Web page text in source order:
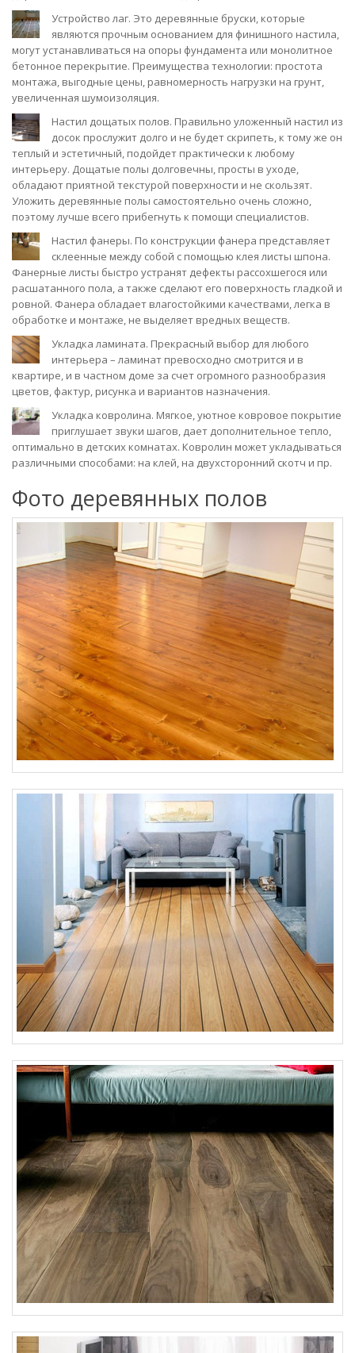
Устройство лаг. Это деревянные бруски, которые
являются прочным основанием для финишного настила,
могут устанавливаться на опоры фундамента или монолитное
бетонное перекрытие. Преимущества технологии: простота
монтажа, выгодные цены, равномерность нагрузки на грунт,
увеличенная шумоизоляция.
Настил дощатых полов. Правильно уложенный настил из
досок прослужит долго и не будет скрипеть, к тому же он
теплый и эстетичный, подойдет практически к любому
интерьеру. Дощатые полы долговечны, просты в уходе,
обладают приятной текстурой поверхности и не скользят.
Уложить деревянные полы самостоятельно очень сложно,
поэтому лучше всего прибегнуть к помощи специалистов.
Настил фанеры. По конструкции фанера представляет
склеенные между собой с помощью клея листы шпона.
Фанерные листы быстро устранят дефекты рассохшегося или
расшатанного пола, а также сделают его поверхность гладкой и
ровной. Фанера обладает влагостойкими качествами, легка в
обработке и монтаже, не выделяет вредных веществ.
Укладка ламината. Прекрасный выбор для любого
интерьера – ламинат превосходно смотрится и в
квартире, и в частном доме за счет огромного разнообразия
цветов, фактур, рисунка и вариантов назначения.
Укладка ковролина. Мягкое, уютное ковровое покрытие
приглушает звуки шагов, дает дополнительное тепло,
оптимально в детских комнатах. Ковролин может укладываться
различными способами: на клей, на двухсторонний скотч и пр.
Фото деревянных полов